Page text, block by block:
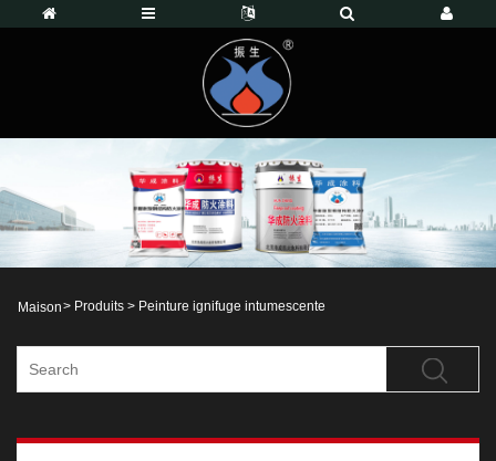
Maison> Produits > Peinture ignifuge intumescente